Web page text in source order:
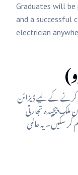
Graduates will
and a successful
electrician
کرنے کے لیے ڈیزائن
ملک پیچیدہ تجارتی
سکیں۔ یہ عالمی